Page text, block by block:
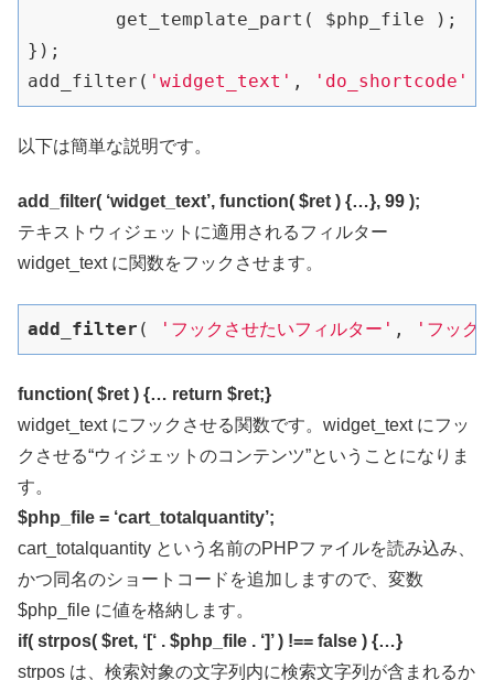
});
add_filter( 'widget_text' , 'do_shortcode'
以下は簡単な説明です。
add_filter( ‘widget_text’, function( $ret ) {…}, 99 );
テキストウィジェットに適用されるフィルター
widget_text に関数をフックさせます。
add_filter ( 'フックさせたいフィルター' , 'フック
function( $ret ) {… return $ret;}
widget_text にフックさせる関数です。widget_text にフッ
クさせる“ウィジェットのコンテンツ”ということになりま
す。
$php_file = ‘cart_totalquantity’;
cart_totalquantity という名前のPHPファイルを読み込み、
かつ同名のショートコードを追加しますので、変数
$php_file に値を格納します。
if( strpos( $ret, ‘[‘ . $php_file . ‘]’ ) !== false ) {…}
strpos は、検索対象の文字列内に検索文字列が含まれるか